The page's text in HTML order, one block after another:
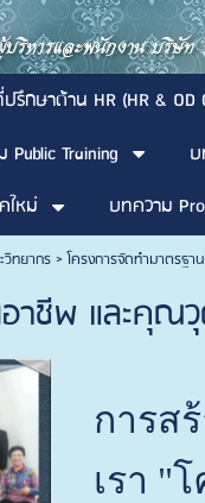
รึกษาด้าน HR (HR & OD
Training
ใหม่ บทความ
วิทยากร>โครงการจัดทำมาตรฐ
อาชีพ และคุ
การส
เรา "